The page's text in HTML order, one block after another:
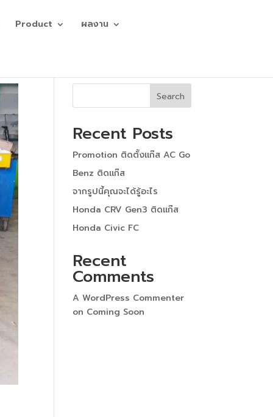
Product ผลงาน
Search
Recent Posts
Promotion ติดตั้งแก๊ส AC Go
Benz ติดแก๊ส
จากรูปนี้คุณจะได้รู้อะไร
Honda CRV Gen3 ติดแก๊ส
Honda Civic FC
Recent
Comments
A WordPress Commenter
on Coming Soon